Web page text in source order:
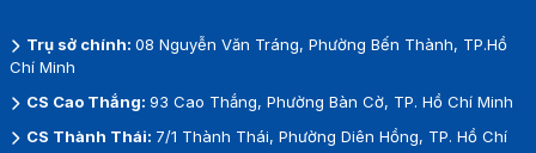
Trụ sở chính: 08 Nguyễn Văn Tráng, Phường Bến Thành, TP.Hồ
Chí Minh
CS Cao Thắng: 93 Cao Thắng, Phường Bàn Cờ, TP. Hồ Chí Minh
CS Thành Thái: 7/1 Thành Thái, Phường Diên Hồng, TP. Hồ Chí